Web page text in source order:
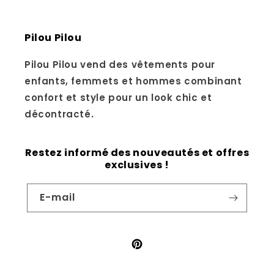
Pilou Pilou
Pilou Pilou vend des vêtements pour
enfants, femmets et hommes combinant
confort et style pour un look chic et
décontracté.
Restez informé des nouveautés et offres
exclusives !
E-mail
Pinterest